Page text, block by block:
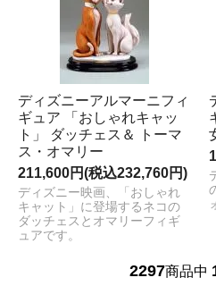
ディズニーアルマーニフィ
ギュア 「おしゃれキャッ
ト」 ダッチェス＆ トーマ
ス・オマリー
211,600円(税込232,760円)
ディズニー映画、「おしゃれ
キャット」に登場するネコの
ダッチェスとオマリーフィギ
ュアです。
2297商品中